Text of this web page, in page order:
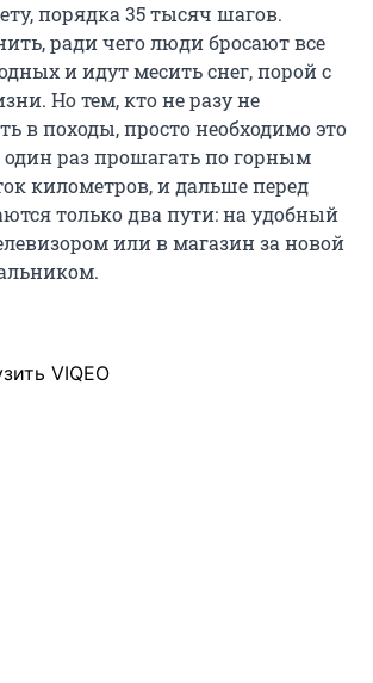
порядка 35 тысяч шагов.
ради чего люди бросают все
и идут месить снег, порой с
Но тем, кто не разу не
в походы, просто необходимо это
один раз прошагать по горным
километров, и дальше перед
только два пути: на удобный
или в магазин за новой
VIQEO